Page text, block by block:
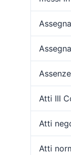
Atti III
Atti
Atti